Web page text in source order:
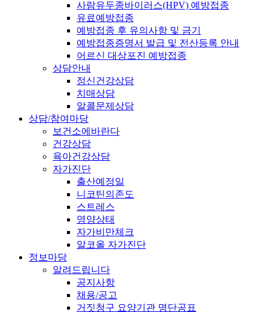
사람유두종바이러스(HPV) 예방접종
유료예방접종
예방접종 후 유의사항 및 금기
예방접종증명서 발급 및 전산등록 안내
어르신 대상포진 예방접종
상담안내
정신건강상담
치매상담
알콜문제상담
상담/참여마당
보건소에바란다
건강상담
육아건강상담
자가진단
출산예정일
니코틴의존도
스트레스
영양상태
자가비만체크
알코올 자가진단
정보마당
알려드립니다
공지사항
채용/공고
거짓청구 요양기관 명단공표